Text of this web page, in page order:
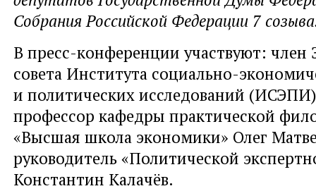
Собрания Российской Федерации 7
В пресс-конференции участвуют: член
совета Института социально-
и политических исследований
профессор кафедры практической
«Высшая школа экономики» Олег
руководитель «Политической
Константин Калачёв.